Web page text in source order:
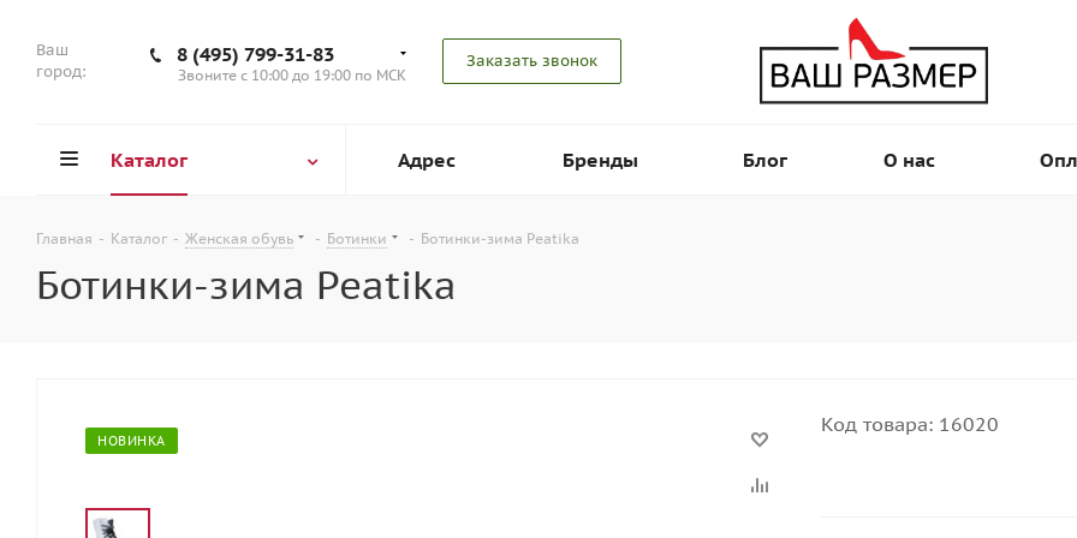
Ваш
город:
8 (495) 799-31-83
Звоните с 10:00 до 19:00 по МСК
Заказать звонок
Каталог Адрес Бренды Блог О нас
Главная - Каталог - Женская обувь - Ботинки - Ботинки-зима Peatika
Ботинки-зима Peatika
НОВИНКА
Код товара: 16020